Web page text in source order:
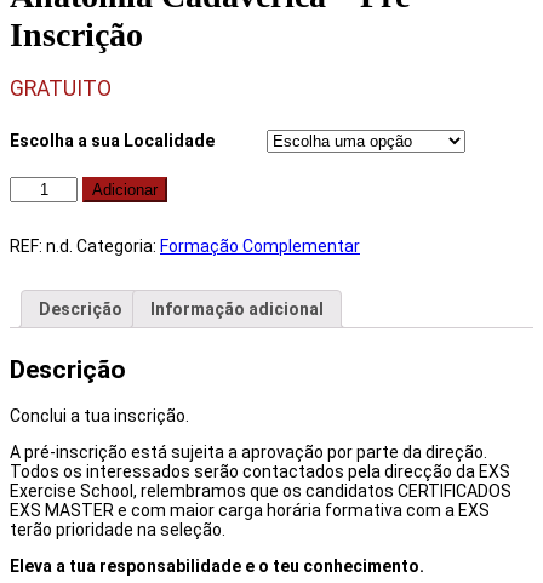
Inscrição
GRATUITO
Escolha a sua Localidade
Quantidade
de
Cadavérica
Inscrição
Adicionar
REF: n.d. Categoria: Formação Complementar
Descrição Informação adicional
Descrição
Conclui a tua inscrição.
A pré-inscrição está sujeita a aprovação por parte da direção.
Todos os interessados serão contactados pela direcção da EXS
Exercise School, relembramos que os candidatos CERTIFICADOS
EXS MASTER e com maior carga horária formativa com a EXS
terão prioridade na seleção.
Eleva a tua responsabilidade e o teu conhecimento.